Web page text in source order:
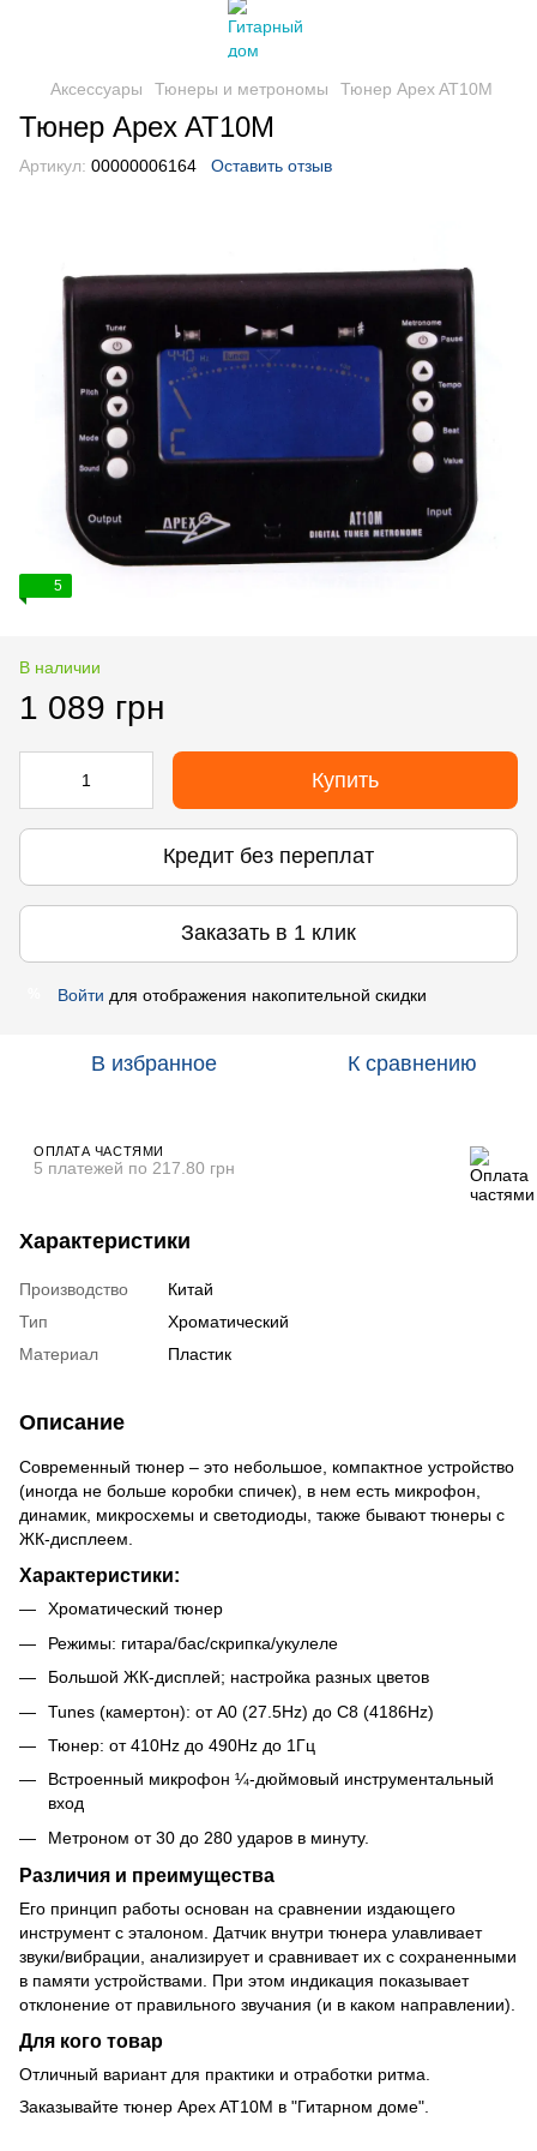
Аксессуары Тюнеры и метрономы Тюнер Apex AT10M
Тюнер Apex AT10M
Артикул: 00000006164 Оставить отзыв
5
В наличии
1 089 грн
Купить
Кредит без переплат
Заказать в 1 клик
Войти для отображения накопительной скидки
В избранное К сравнению
ОПЛАТА ЧАСТЯМИ
5 платежей по 217.80 грн
Характеристики
Производство
Китай
Тип
Хроматический
Материал
Пластик
Описание
Современный тюнер – это небольшое, компактное устройство
(иногда не больше коробки спичек), в нем есть микрофон,
динамик, микросхемы и светодиоды, также бывают тюнеры с
ЖК-дисплеем.
Характеристики:
Хроматический тюнер
Режимы: гитара/бас/скрипка/укулеле
Большой ЖК-дисплей; настройка разных цветов
Tunes (камертон): от A0 (27.5Hz) до C8 (4186Hz)
Тюнер: от 410Hz до 490Hz до 1Гц
Встроенный микрофон ¼-дюймовый инструментальный
вход
Метроном от 30 до 280 ударов в минуту.
Различия и преимущества
Его принцип работы основан на сравнении издающего
инструмент с эталоном. Датчик внутри тюнера улавливает
звуки/вибрации, анализирует и сравнивает их с сохраненными
в памяти устройствами. При этом индикация показывает
отклонение от правильного звучания (и в каком направлении).
Для кого товар
Отличный вариант для практики и отработки ритма.
Заказывайте тюнер Apex AT10M в "Гитарном доме".